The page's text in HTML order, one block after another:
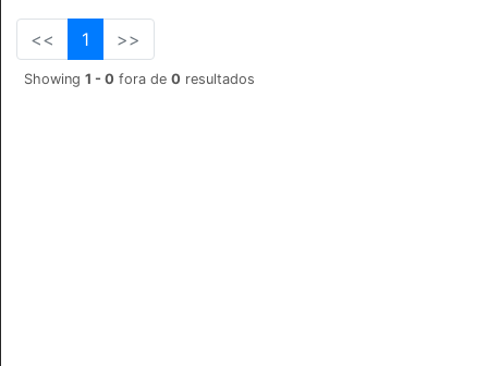
<< 1 >>
Showing 1 - 0 fora de 0 resultados